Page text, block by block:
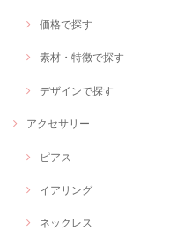
価格で探す
素材・特徴で探す
デザインで探す
アクセサリー
ピアス
イアリング
ネックレス